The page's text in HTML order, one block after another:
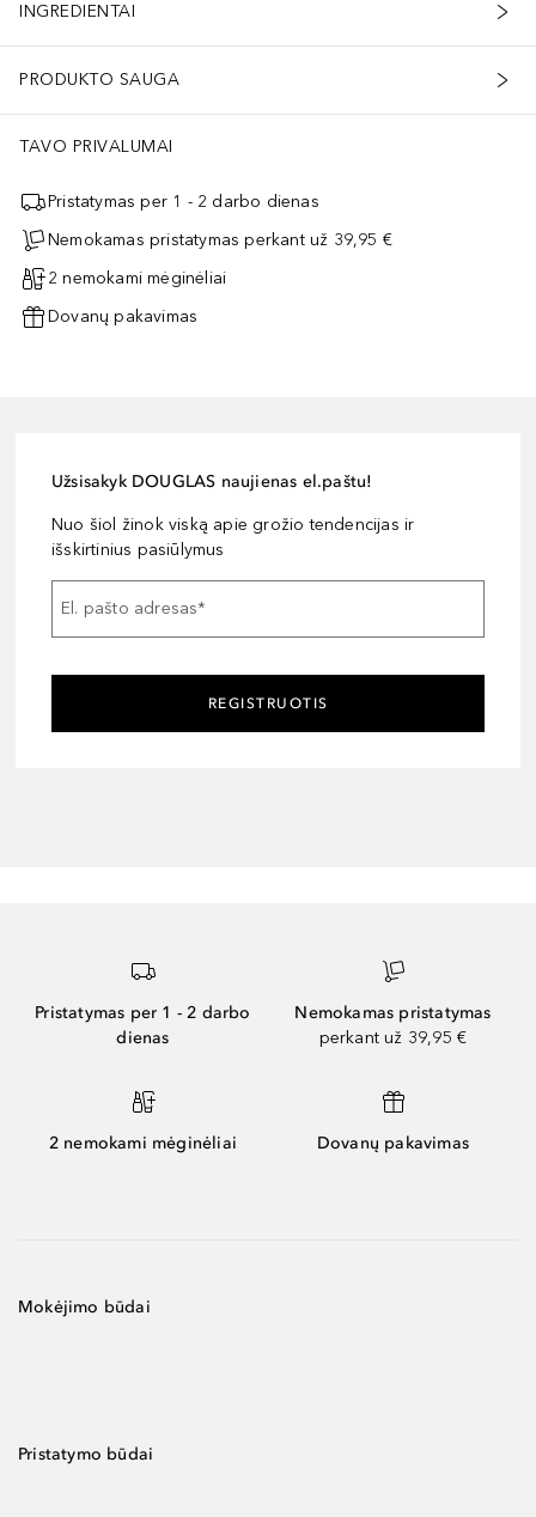
INGREDIENTAI
PRODUKTO SAUGA
TAVO PRIVALUMAI
Pristatymas per 1 - 2 darbo dienas
Nemokamas pristatymas perkant už 39,95 €
2 nemokami mėginėliai
Dovanų pakavimas
Užsisakyk DOUGLAS naujienas el.paštu!
Nuo šiol žinok viską apie grožio tendencijas ir
išskirtinius pasiūlymus
El. pašto adresas*
REGISTRUOTIS
Pristatymas per 1 - 2 darbo
dienas
Nemokamas pristatymas
perkant už 39,95 €
2 nemokami mėginėliai Dovanų pakavimas
Mokėjimo būdai
Pristatymo būdai